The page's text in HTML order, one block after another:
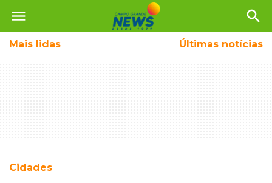
menu search
Mais lidas Últimas notícias
Cidades